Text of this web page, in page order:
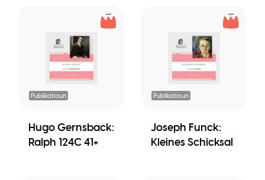
Publikatioun
Hugo Gernsback:
Ralph 124C 41+
Publikatioun
Joseph Funck:
Kleines Schicksal